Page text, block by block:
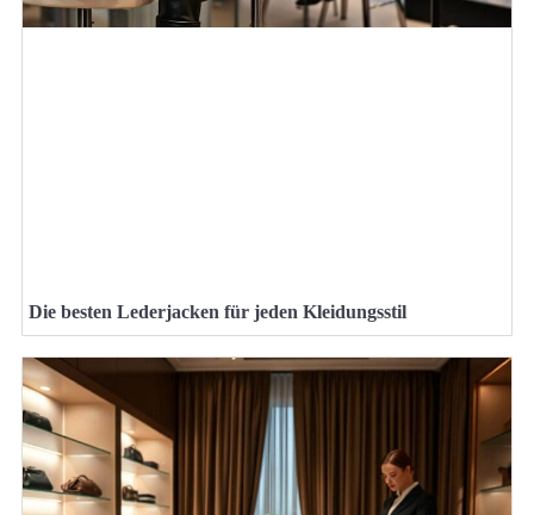
Die besten Lederjacken für jeden Kleidungsstil